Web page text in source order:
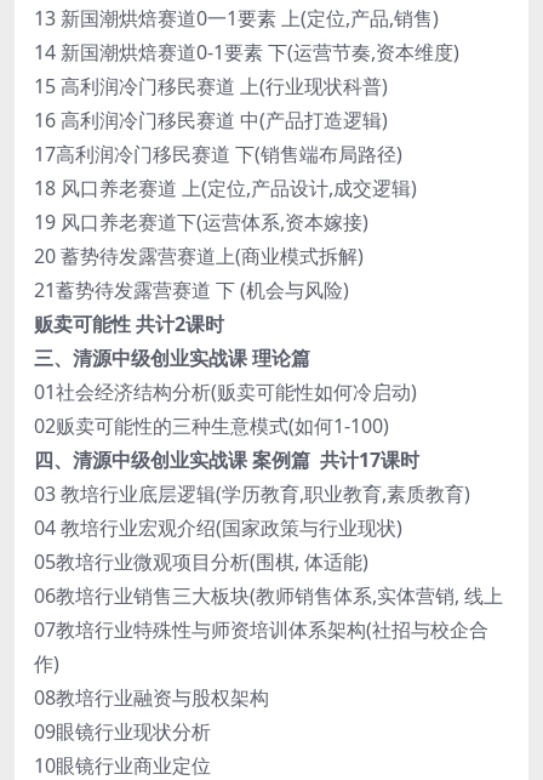
13 新国潮烘焙赛道0一1要素 上(定位,产品,销售)
14 新国潮烘焙赛道0-1要素 下(运营节奏,资本维度)
15 高利润冷门移民赛道 上(行业现状科普)
16 高利润冷门移民赛道 中(产品打造逻辑)
17高利润冷门移民赛道 下(销售端布局路径)
18 风口养老赛道 上(定位,产品设计,成交逻辑)
19 风口养老赛道下(运营体系,资本嫁接)
20 蓄势待发露营赛道上(商业模式拆解)
21蓄势待发露营赛道 下 (机会与风险)
贩卖可能性 共计2课时
三、清源中级创业实战课 理论篇
01社会经济结构分析(贩卖可能性如何冷启动)
02贩卖可能性的三种生意模式(如何1-100)
四、清源中级创业实战课 案例篇 共计17课时
03 教培行业底层逻辑(学历教育,职业教育,素质教育)
04 教培行业宏观介绍(国家政策与行业现状)
05教培行业微观项目分析(围棋, 体适能)
06教培行业销售三大板块(教师销售体系,实体营销, 线上
07教培行业特殊性与师资培训体系架构(社招与校企合
作)
08教培行业融资与股权架构
09眼镜行业现状分析
10眼镜行业商业定位